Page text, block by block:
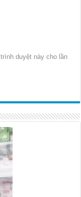
duyệt này cho lần